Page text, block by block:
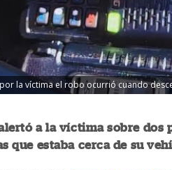
la víctima el robo ocurrió cuando
a la víctima sobre dos
que estaba cerca de su